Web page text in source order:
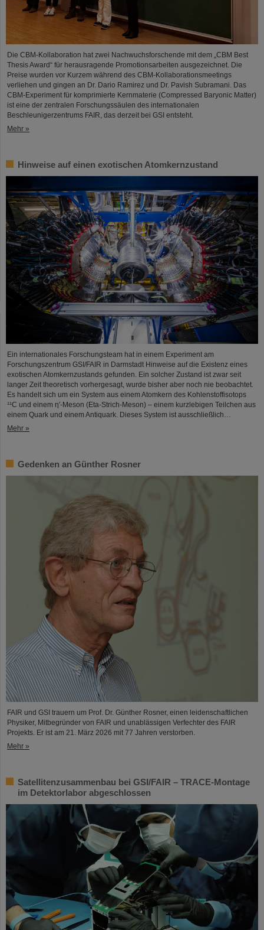
Die CBM-Kollaboration hat zwei Nachwuchsforschende mit dem „CBM Best
Thesis Award“ für herausragende Promotionsarbeiten ausgezeichnet. Die
Preise wurden vor Kurzem während des CBM-Kollaborationsmeetings
verliehen und gingen an Dr. Dario Ramirez und Dr. Pavish Subramani. Das
CBM-Experiment für komprimierte Kernmaterie (Compressed Baryonic Matter)
ist eine der zentralen Forschungssäulen des internationalen
Beschleunigerzentrums FAIR, das derzeit bei GSI entsteht.
Mehr »
Hinweise auf einen exotischen Atomkernzustand
Ein internationales Forschungsteam hat in einem Experiment am
Forschungszentrum GSI/FAIR in Darmstadt Hinweise auf die Existenz eines
exotischen Atomkernzustands gefunden. Ein solcher Zustand ist zwar seit
langer Zeit theoretisch vorhergesagt, wurde bisher aber noch nie beobachtet.
Es handelt sich um ein System aus einem Atomkern des Kohlenstoffisotops
¹¹C und einem η′‑Meson (Eta-Strich-Meson) – einem kurzlebigen Teilchen aus
einem Quark und einem Antiquark. Dieses System ist ausschließlich…
Mehr »
Gedenken an Günther Rosner
FAIR und GSI trauern um Prof. Dr. Günther Rosner, einen leidenschaftlichen
Physiker, Mitbegründer von FAIR und unablässigen Verfechter des FAIR
Projekts. Er ist am 21. März 2026 mit 77 Jahren verstorben.
Mehr »
Satellitenzusammenbau bei GSI/FAIR – TRACE-Montage
im Detektorlabor abgeschlossen